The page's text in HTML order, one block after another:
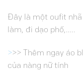
Đây là một oufit nhã
làm, đi dạo phố,…..
>>> Thêm ngay áo
của nàng nữ tính